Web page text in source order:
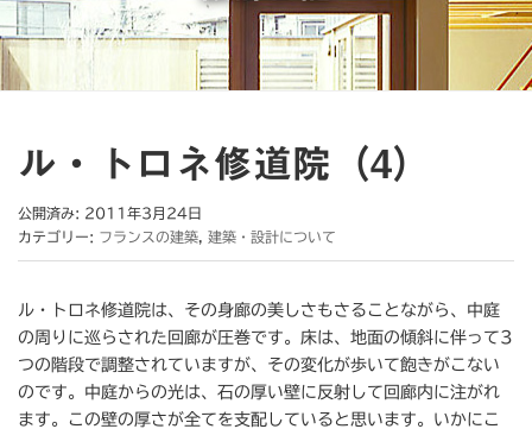
ル・トロネ修道院（4）
公開済み: 2011年3月24日
カテゴリー: フランスの建築 建築・設計について
ル・トロネ修道院は、その身廊の美しさもさることながら、中庭
の周りに巡らされた回廊が圧巻です。床は、地面の傾斜に伴って3
つの階段で調整されていますが、その変化が歩いて飽きがこない
のです。中庭からの光は、石の厚い壁に反射して回廊内に注がれ
ます。この壁の厚さが全てを支配していると思います。いかにこ